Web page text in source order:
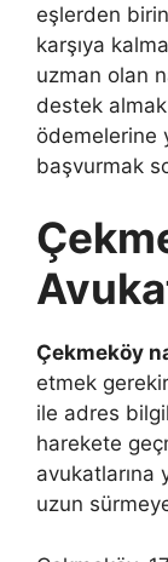
eşlerden
karşıya
uzman olan
destek
ödemelerine
başvurmak
Çekmeköy
etmek
ile adres
harekete
avukatlarına
uzun